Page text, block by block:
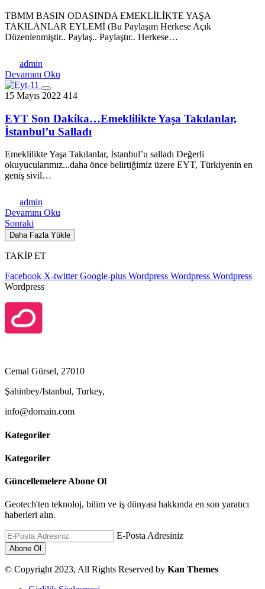
TBMM BASIN ODASINDA EMEKLİLİKTE YAŞA
TAKILANLAR EYLEMİ (Bu Paylaşım Herkese Açık
Düzenlenmiştir.. Paylaş.. Paylaştır.. Herkese…
admin
Devamını Oku
15 Mayıs 2022 414
EYT Son Dakika…Emeklilikte Yaşa Takılanlar,
İstanbul’u Salladı
Emeklilikte Yaşa Takılanlar, İstanbul’u salladı Değerli
okuyucularımız...daha önce belirtiğimiz üzere EYT, Türkiyenin en
geniş sivil…
admin
Devamını Oku
Sonraki
Daha Fazla Yükle
TAKİP ET
Facebook X-twitter Google-plus Wordpress Wordpress Wordpress
Wordpress
Cemal Gürsel, 27010
Şahinbey/Istanbul, Turkey,
info@domain.com
Kategoriler
Kategoriler
Güncellemelere Abone Ol
Geotech'ten teknoloj, bilim ve iş dünyası hakkında en son yaratıcı
haberleri alın.
E-Posta Adresiniz
© Copyright 2023, All Rights Reserved by Kan Themes